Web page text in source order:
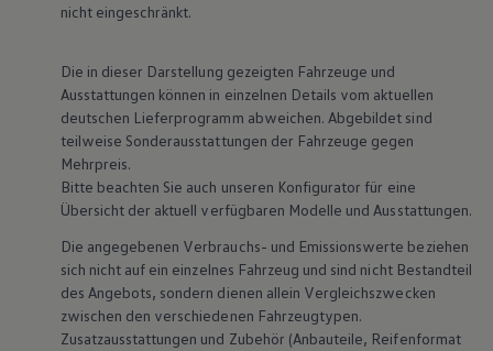
Magazin
Familie
Elektromobilität
Volkswagen R
Pannen- und Unfallhilfe
Volkswagen Kundenbetreuung
nicht eingeschränkt.
Die in dieser Darstellung gezeigten Fahrzeuge und
Ausstattungen können in einzelnen Details vom aktuellen
deutschen Lieferprogramm abweichen. Abgebildet sind
teilweise Sonderausstattungen der Fahrzeuge gegen
Mehrpreis.
Bitte beachten Sie auch unseren Konfigurator für eine
Übersicht der aktuell verfügbaren Modelle und Ausstattungen.
Die angegebenen Verbrauchs- und Emissionswerte beziehen
sich nicht auf ein einzelnes Fahrzeug und sind nicht Bestandteil
des Angebots, sondern dienen allein Vergleichszwecken
zwischen den verschiedenen Fahrzeugtypen.
Zusatzausstattungen und Zubehör (Anbauteile, Reifenformat